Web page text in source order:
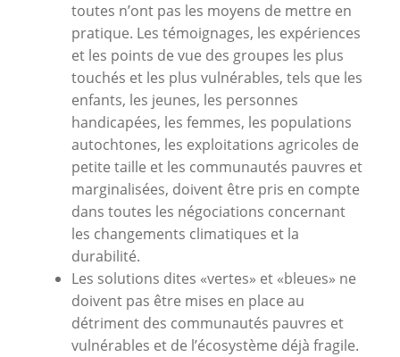
toutes n’ont pas les moyens de mettre en
pratique. Les témoignages, les expériences
et les points de vue des groupes les plus
touchés et les plus vulnérables, tels que les
enfants, les jeunes, les personnes
handicapées, les femmes, les populations
autochtones, les exploitations agricoles de
petite taille et les communautés pauvres et
marginalisées, doivent être pris en compte
dans toutes les négociations concernant
les changements climatiques et la
durabilité.
Les solutions dites «vertes» et «bleues» ne
doivent pas être mises en place au
détriment des communautés pauvres et
vulnérables et de l’écosystème déjà fragile.